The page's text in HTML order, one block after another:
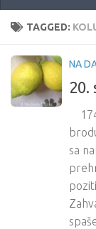
TAGGED:
NA
20.
sa